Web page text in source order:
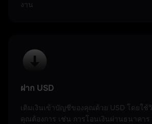
งาน
ฝาก USD
เติมเงินเข้าบัญชีของคุณด้วย USD โดยใช้
คุณต้องการ เช่น การโอนเงินผ่านธนาคาร